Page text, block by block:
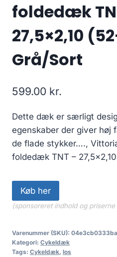
foldedæk
27,5×2,10
Grå/Sort
599.00 kr.
Dette dæk er særligt
egenskaber der giver høj
de flade stykker….,
foldedæk TNT –
Køb her
(sponsoreret indhold og
Varenummer (SKU): 04e3cb0333ba
Kategori: Cykeldæk
Tags: Cykeldæk, los